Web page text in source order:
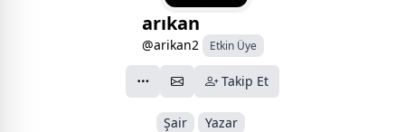
arıkan
@arikan2 Etkin Üye
Takip Et
Şair Yazar